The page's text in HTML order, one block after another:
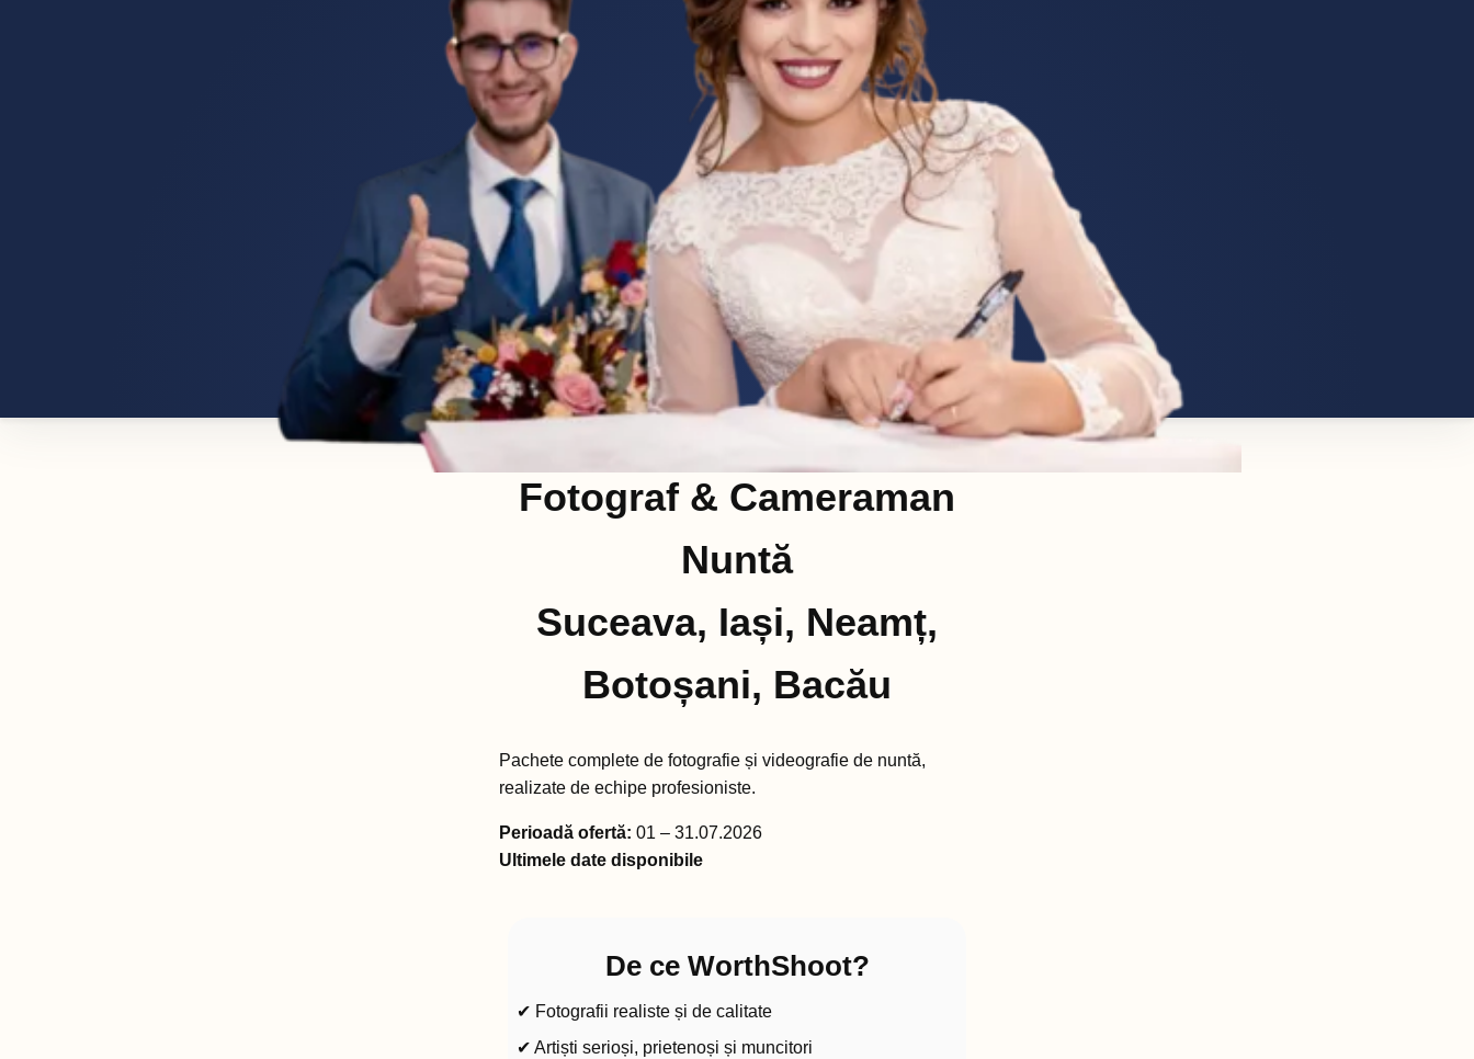
Fotograf & Cameraman
Nuntă
Suceava, Iași, Neamț,
Botoșani, Bacău
Pachete complete de fotografie și videografie de nuntă,
realizate de echipe profesioniste.
Perioadă ofertă: 01 – 31.07.2026
Ultimele date disponibile
De ce WorthShoot?
✔ Fotografii realiste și de calitate
✔ Artiști serioși, prietenoși și muncitori